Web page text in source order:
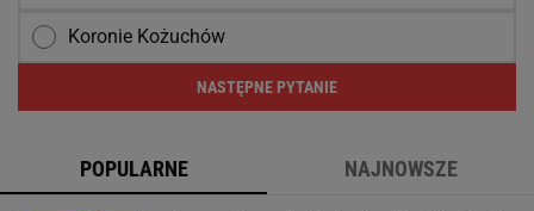
Koronie Kożuchów
NASTĘPNE PYTANIE
POPULARNE NAJNOWSZE